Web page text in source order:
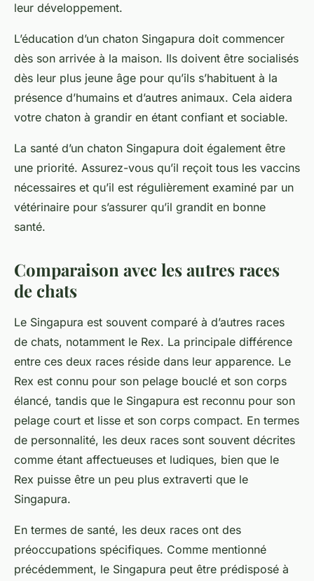
leur développement.
L’éducation d’un chaton Singapura doit commencer
dès son arrivée à la maison. Ils doivent être socialisés
dès leur plus jeune âge pour qu’ils s’habituent à la
présence d’humains et d’autres animaux. Cela aidera
votre chaton à grandir en étant confiant et sociable.
La santé d’un chaton Singapura doit également être
une priorité. Assurez-vous qu’il reçoit tous les vaccins
nécessaires et qu’il est régulièrement examiné par un
vétérinaire pour s’assurer qu’il grandit en bonne
santé.
Comparaison avec les autres races
de chats
Le Singapura est souvent comparé à d’autres races
de chats, notamment le Rex. La principale différence
entre ces deux races réside dans leur apparence. Le
Rex est connu pour son pelage bouclé et son corps
élancé, tandis que le Singapura est reconnu pour son
pelage court et lisse et son corps compact. En termes
de personnalité, les deux races sont souvent décrites
comme étant affectueuses et ludiques, bien que le
Rex puisse être un peu plus extraverti que le
Singapura.
En termes de santé, les deux races ont des
préoccupations spécifiques. Comme mentionné
précédemment, le Singapura peut être prédisposé à